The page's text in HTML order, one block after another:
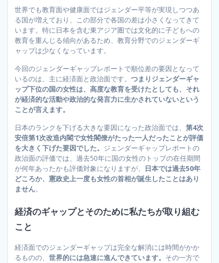
世界でも教育面や健康面ではジェンダー平等が実現しつつあ
る国が増えており、この部分で各国の差は小さくなってきて
います。特に日本を含む東アジア圏では文化的に子どもへの
教育を重んじる傾向があるため、教育分野でのジェンダーギ
ャップは少なくなっています。
今回のジェンダーギャップレポートで順位差の要因となって
いるのは、主に経済面と政治面です。 つまりジェンダーギャ
ップ下位の国の女性は、高度な教育を受けたとしても、それ
が経済的な活動や政治的な発言力に生かされていないという
ことが言えます。
日本のランクを下げる大きな要因になった政治面では、 第4次
安倍第1次改造内閣で女性閣僚がたった一人だったことが評価
を大きく下げた要因でした。 ジェンダーギャップレポートの
政治面の評価では、過去50年に国の女性のトップの在任期間
が何年あったかも評価対象になりますが、
日本では過去50年
どころか、憲政史上一度も女性の首相が誕生したことはあり
ません。
経済のギャップとそのために私たちが取り組む
こと
経済面でのジェンダーギャップは完全な解消には時間がかか
るものの、 世界的には急速に進んできています。 その一方で